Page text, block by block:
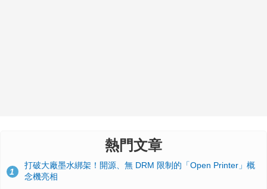
熱門文章
1
打破大廠墨水綁架！開源、無 DRM 限制的「Open Printer」概
念機亮相